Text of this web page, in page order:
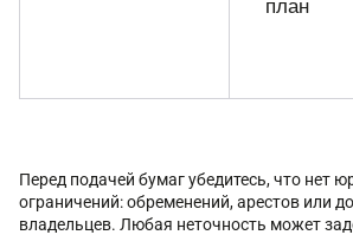
план
Перед подачей бумаг убедитесь, что нет
ограничений: обременений, арестов или
владельцев. Любая неточность может